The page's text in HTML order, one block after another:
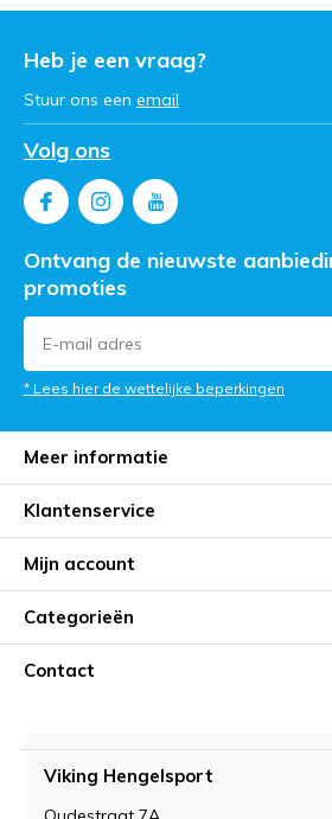
Heb je een vraag?
Stuur ons een email
Volg ons
Ontvang de nieuwste
promoties
* Lees hier de wettelijke beperkingen
Meer informatie
Klantenservice
Mijn account
Categorieën
Contact
Viking Hengelsport